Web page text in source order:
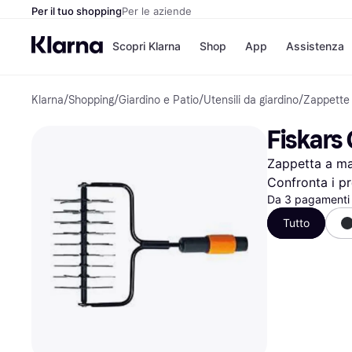
Per il tuo shoppingPer le aziende
Scopri Klarna
Opzioni di
Paga ora
Paga in 3 rate
Paga dopo 30 giorni
Finanziamento
Shop
Negozi
Unieuro
Media
eBay
Zalando
Elenco negozi
App Assistenza
Klarna/Shopping/Giardino e Patio/Utensili da giardino/Zappette
Fiskars
Zappetta a
Confronta i
Da 3
Tutto